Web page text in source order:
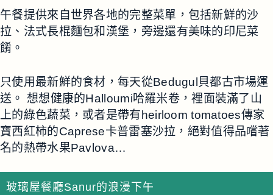
午餐提供來自世界各地的完整菜單，包括新鮮的沙
拉、法式長棍麵包和漢堡，旁邊還有美味的印尼菜
餚。
只使用最新鮮的食材，每天從Bedugul貝都古市場運
送。 想想健康的Halloumi哈羅米卷，裡面裝滿了山
上的綠色蔬菜，或者是帶有heirloom tomatoes傳家
寶西紅柿的Caprese卡普雷塞沙拉，絕對值得品嚐著
名的熱帶水果Pavlova…
玻璃屋餐廳Sanur的浪漫下午